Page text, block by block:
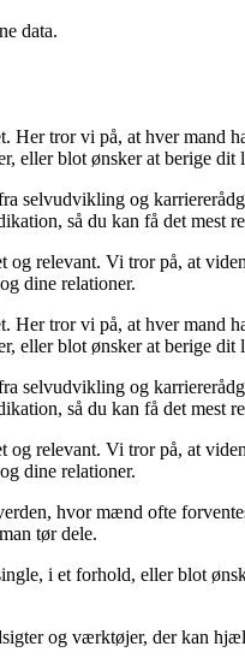
data.
tror vi på, at hver mand
eller blot ønsker at berige
selvudvikling og
så du kan få det mest
relevant. Vi tror på, at
dine relationer.
tror vi på, at hver mand
eller blot ønsker at berige
selvudvikling og
så du kan få det mest
relevant. Vi tror på, at
dine relationer.
hvor mænd ofte
tør dele.
i et forhold, eller blot
og værktøjer, der kan